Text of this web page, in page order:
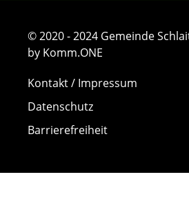
© 2020 - 2024 Gemeinde
by Komm.ONE
Kontakt / Impressum
Datenschutz
Barrierefreiheit